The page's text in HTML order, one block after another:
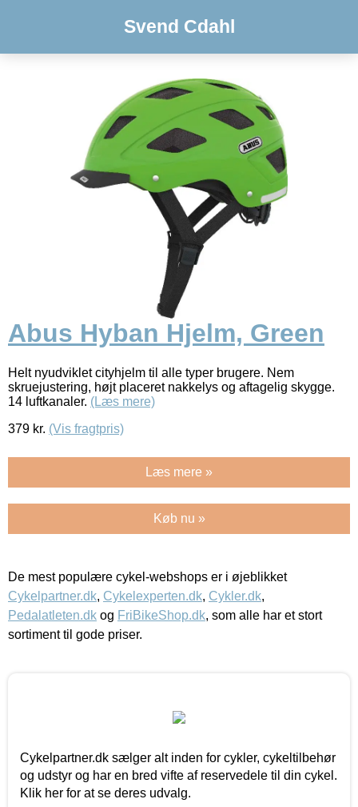
Svend Cdahl
Abus Hyban Hjelm, Green
Helt nyudviklet cityhjelm til alle typer brugere. Nem
skruejustering, højt placeret nakkelys og aftagelig skygge.
14 luftkanaler. (Læs mere)
379 kr. (Vis fragtpris)
Læs mere »
Køb nu »
De mest populære cykel-webshops er i øjeblikket
Cykelpartner.dk, Cykelexperten.dk, Cykler.dk,
Pedalatleten.dk og FriBikeShop.dk, som alle har et stort
sortiment til gode priser.
Cykelpartner.dk sælger alt inden for cykler, cykeltilbehør
og udstyr og har en bred vifte af reservedele til din cykel.
Klik her for at se deres udvalg.